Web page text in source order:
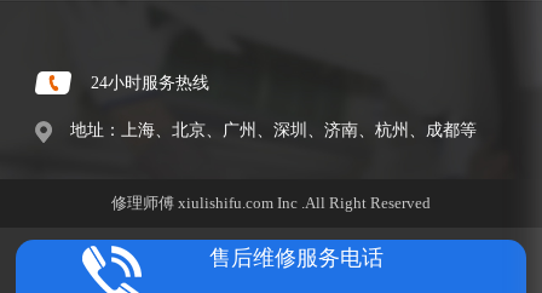
24小时服务热线
地址：上海、北京、广州、深圳、济南、杭州、成都等
修理师傅 xiulishifu.com Inc .All Right Reserved
售后维修服务电话